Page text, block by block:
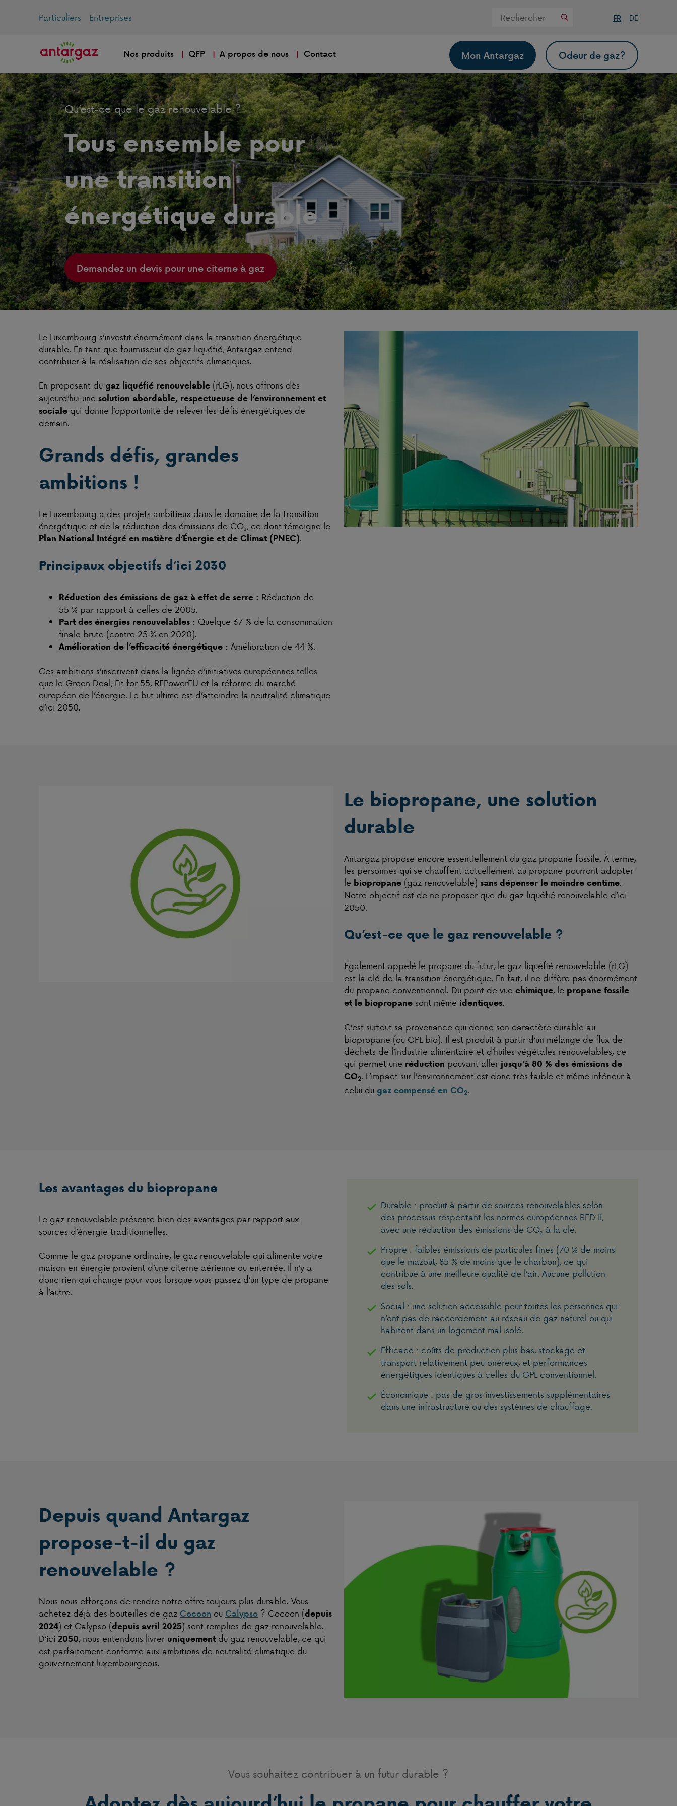
Particuliers Entreprises
Zoek
deze
website
FR DE
Nos produits QFP A propos de nous Contact Mon Antargaz Odeur de gaz?
Qu’est-ce que le gaz renouvelable ?
Tous ensemble pour
une transition
énergétique durable
Demandez un devis pour une citerne à gaz
Le Luxembourg s’investit énormément dans la transition énergétique
durable. En tant que fournisseur de gaz liquéfié, Antargaz entend
contribuer à la réalisation de ses objectifs climatiques.
En proposant du gaz liquéfié renouvelable (rLG), nous offrons dès
aujourd’hui une solution abordable, respectueuse de l’environnement et
sociale qui donne l’opportunité de relever les défis énergétiques de
demain.
Grands défis, grandes
ambitions !
Le Luxembourg a des projets ambitieux dans le domaine de la transition
énergétique et de la réduction des émissions de CO₂, ce dont témoigne le
Plan National Intégré en matière d’Énergie et de Climat (PNEC).
Principaux objectifs d’ici 2030
Réduction des émissions de gaz à effet de serre : Réduction de
55 % par rapport à celles de 2005.
Part des énergies renouvelables : Quelque 37 % de la consommation
finale brute (contre 25 % en 2020).
Amélioration de l’efficacité énergétique : Amélioration de 44 %.
Ces ambitions s’inscrivent dans la lignée d’initiatives européennes telles
que le Green Deal, Fit for 55, REPowerEU et la réforme du marché
européen de l’énergie. Le but ultime est d’atteindre la neutralité climatique
d’ici 2050.
Le biopropane, une solution
durable
Antargaz propose encore essentiellement du gaz propane fossile. À terme,
les personnes qui se chauffent actuellement au propane pourront adopter
le biopropane(gaz renouvelable) sans dépenser le moindre centime.
Notre objectif est de ne proposer que du gaz liquéfié renouvelable d’ici
2050.
Qu’est-ce que le gaz renouvelable ?
Également appelé le propane du futur, le gaz liquéfié renouvelable (rLG)
est la clé de la transition énergétique. En fait, il ne diffère pas énormément
du propane conventionnel. Du point de vue chimique, le propane fossile
et le biopropanesont même identiques.
C’est surtout sa provenance qui donne son caractère durable au
biopropane (ou GPL bio). Il est produit à partir d’un mélange de flux de
déchets de l’industrie alimentaire et d’huiles végétales renouvelables, ce
qui permet une réduction pouvant aller jusqu’à 80 % des émissions de
CO2. L’impact sur l’environnement est donc très faible et même inférieur à
celui du gaz compensé en CO2.
Les avantages du biopropane
Le gaz renouvelable présente bien des avantages par rapport aux
sources d’énergie traditionnelles.
Comme le gaz propane ordinaire, le gaz renouvelable qui alimente votre
maison en énergie provient d’une citerne aérienne ou enterrée. Il n’y a
donc rien qui change pour vous lorsque vous passez d’un type de propane
à l’autre.
Durable : produit à partir de sources renouvelables selon
des processus respectant les normes européennes RED II,
avec une réduction des émissions de CO₂ à la clé.
Propre : faibles émissions de particules fines (70 % de moins
que le mazout, 85 % de moins que le charbon), ce qui
contribue à une meilleure qualité de l’air. Aucune pollution
des sols.
Social : une solution accessible pour toutes les personnes qui
n’ont pas de raccordement au réseau de gaz naturel ou qui
habitent dans un logement mal isolé.
Efficace : coûts de production plus bas, stockage et
transport relativement peu onéreux, et performances
énergétiques identiques à celles du GPL conventionnel.
Économique : pas de gros investissements supplémentaires
dans une infrastructure ou des systèmes de chauffage.
Depuis quand Antargaz
propose-t-il du gaz
renouvelable ?
Nous nous efforçons de rendre notre offre toujours plus durable. Vous
achetez déjà des bouteilles de gaz Cocoon ou Calypso ? Cocoon (depuis
2024) et Calypso (depuis avril 2025) sont remplies de gaz renouvelable.
D’ici 2050, nous entendons livrer uniquement du gaz renouvelable, ce qui
est parfaitement conforme aux ambitions de neutralité climatique du
gouvernement luxembourgeois.
Vous souhaitez contribuer à un futur durable ?